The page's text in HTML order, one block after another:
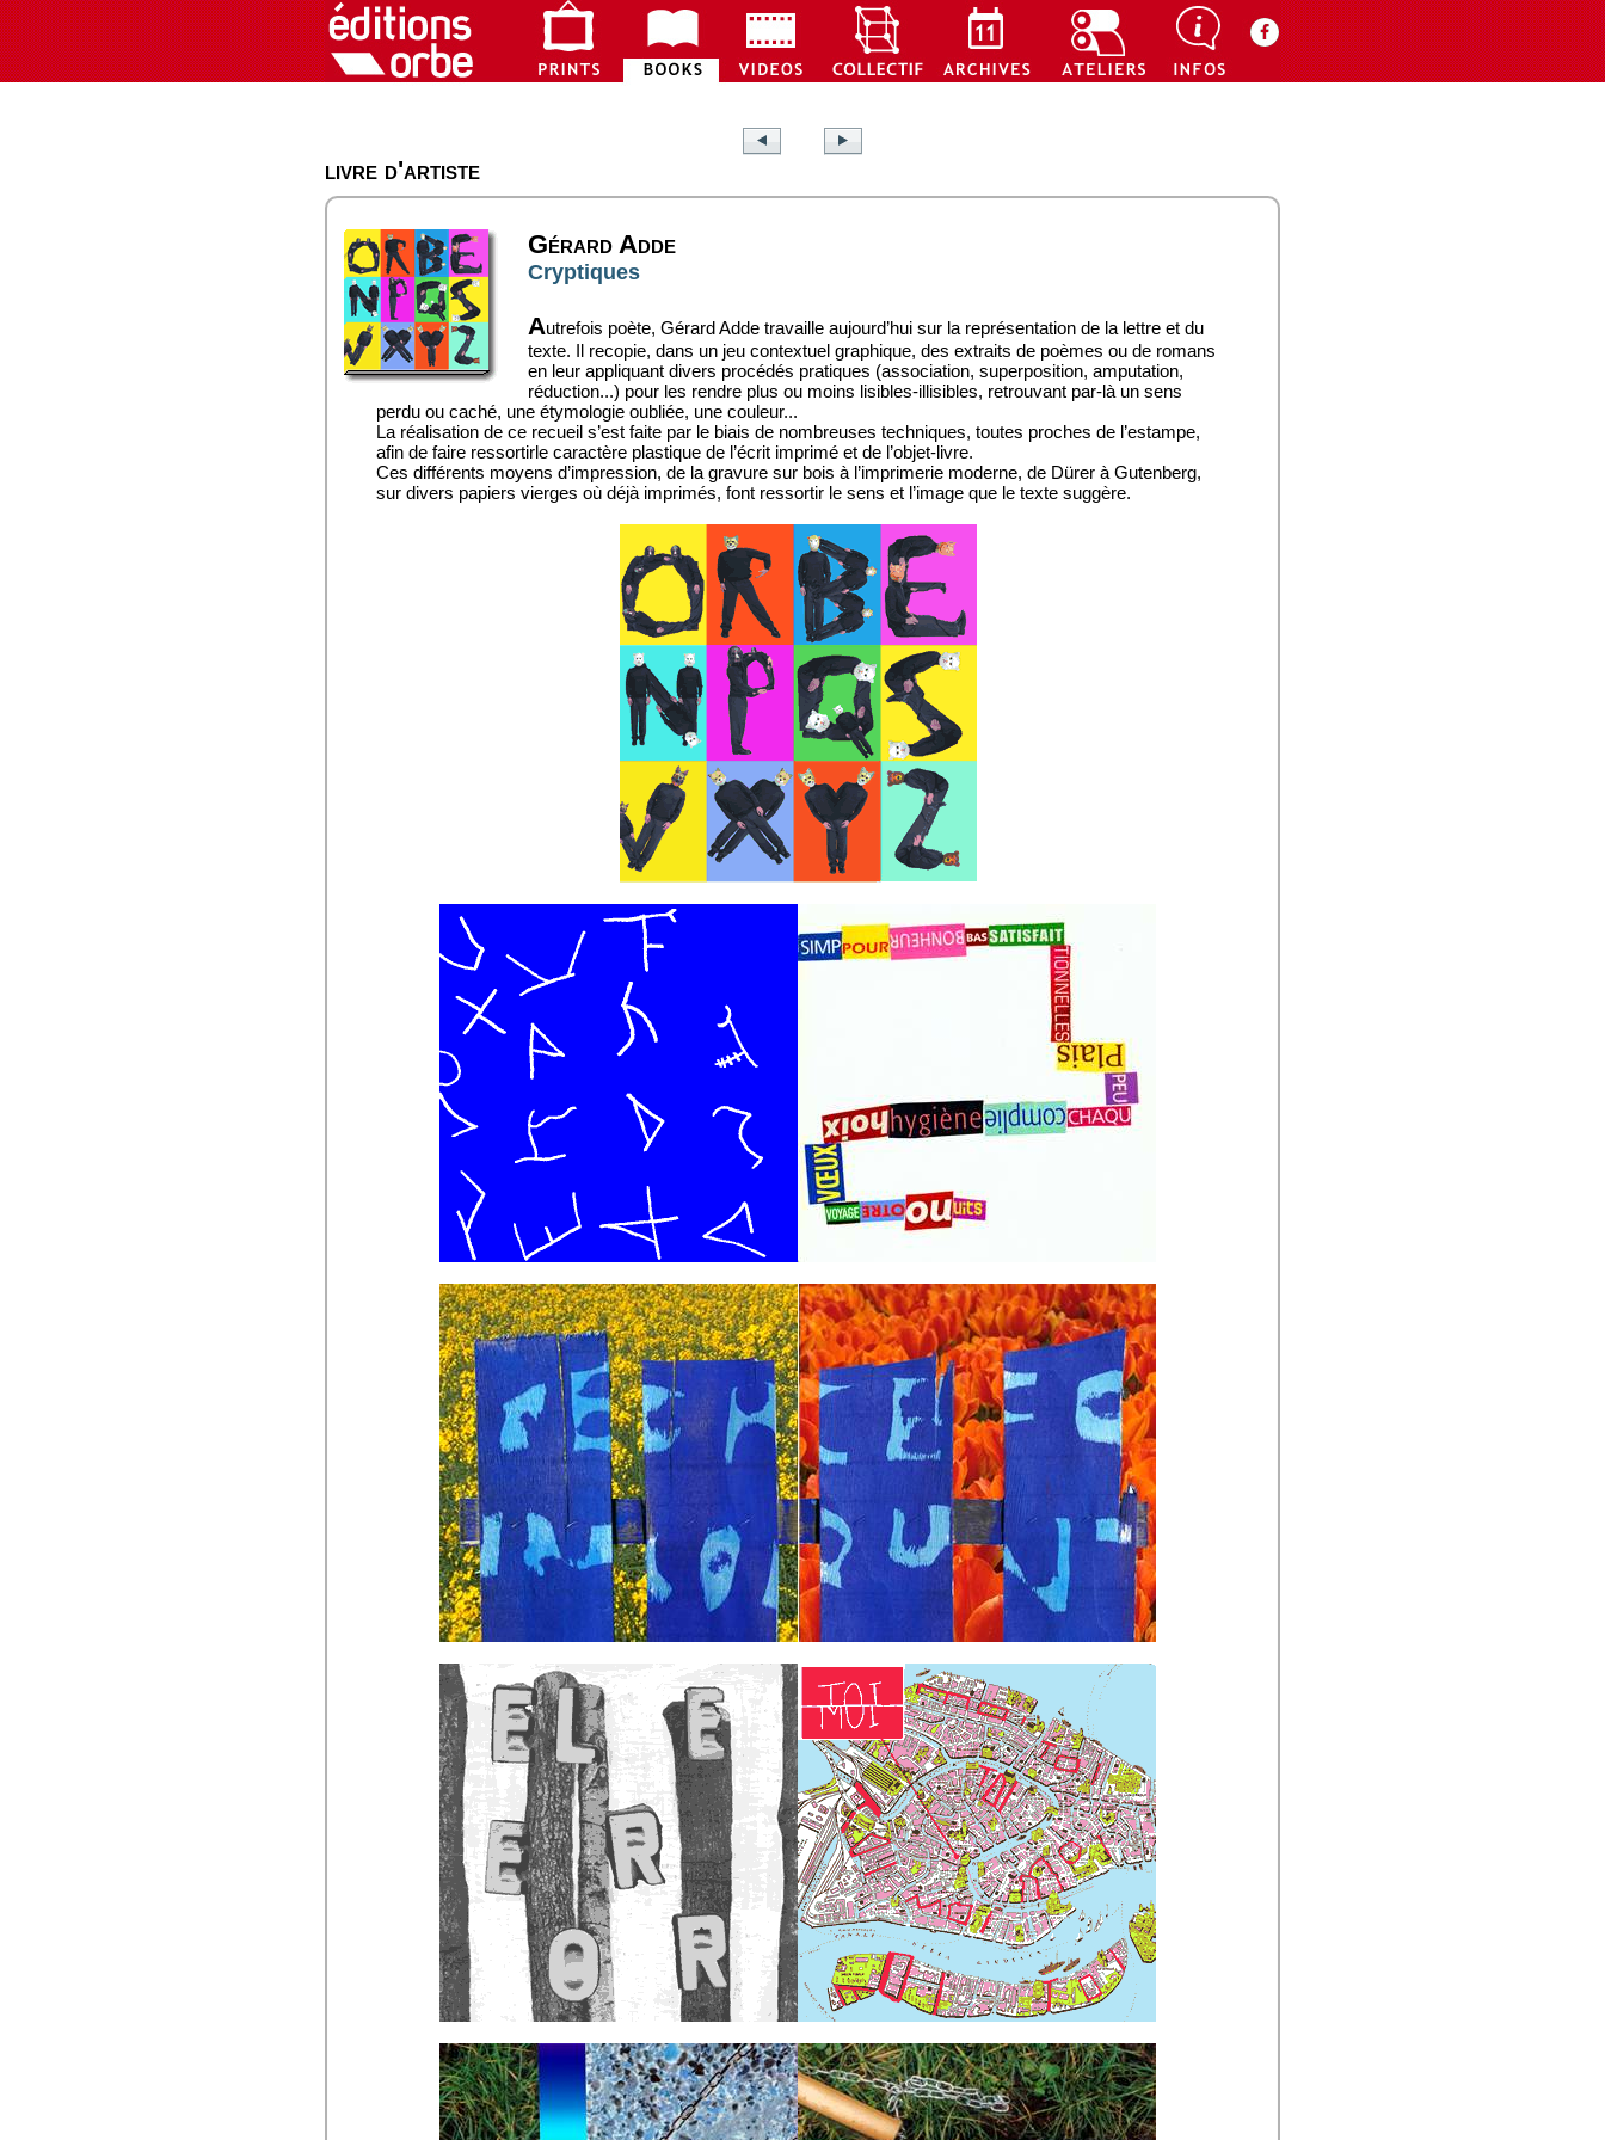
livre d'artiste
Gérard Adde
Cryptiques
Autrefois poète, Gérard Adde travaille aujourd’hui sur la représentation de la lettre et du
texte. Il recopie, dans un jeu contextuel graphique, des extraits de poèmes ou de romans
en leur appliquant divers procédés pratiques (association, superposition, amputation,
réduction...) pour les rendre plus ou moins lisibles-illisibles, retrouvant par-là un sens
perdu ou caché, une étymologie oubliée, une couleur...
La réalisation de ce recueil s’est faite par le biais de nombreuses techniques, toutes proches de l’estampe,
afin de faire ressortirle caractère plastique de l’écrit imprimé et de l’objet-livre.
Ces différents moyens d’impression, de la gravure sur bois à l’imprimerie moderne, de Dürer à Gutenberg,
sur divers papiers vierges où déjà imprimés, font ressortir le sens et l’image que le texte suggère.